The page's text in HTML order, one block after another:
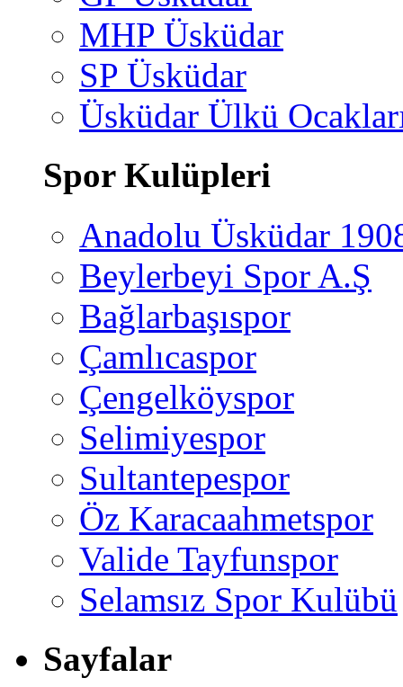
MHP Üsküdar
SP Üsküdar
Üsküdar Ülkü
Spor Kulüpleri
Anadolu Üsküdar
Beylerbeyi Spor A.Ş
Bağlarbaşıspor
Çamlıcaspor
Çengelköyspor
Selimiyespor
Sultantepespor
Öz Karacaahmetspor
Valide Tayfunspor
Selamsız Spor Kulübü
Sayfalar